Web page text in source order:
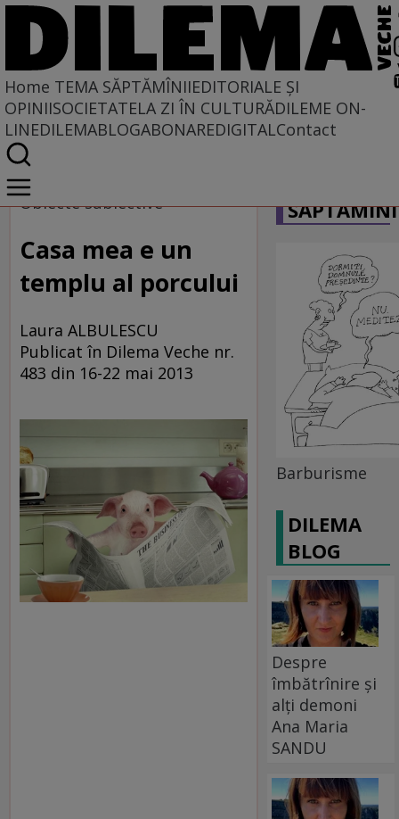
Home TEMA SĂPTĂMÎNIIEDITORIALE ȘI
OPINIISOCIETATELA ZI ÎN CULTURĂDILEME ON-
LINEDILEMABLOGABONAREDIGITALContact
Home
Tema săptămînii
Obiecte subiective
Casa mea e un
templu al porcului
Laura ALBULESCU
Publicat în Dilema Veche nr.
483 din 16-22 mai 2013
Barburisme
DILEMA
BLOG
Despre
îmbătrînire și
alți demoni
Ana Maria
SANDU